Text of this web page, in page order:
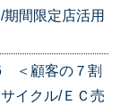
間限定店活用
＜顧客の７割
イクル/ＥＣ売